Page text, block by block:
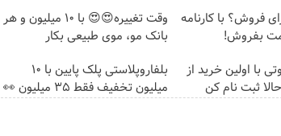
فروش؟ با کارنامه
بفروش!
وقت تغییره😍😍 با 10 میلیون و هر
بانک مو، موی طبیعی بکار
200 سوتی با اولین خرید از
ثبت نام کن
بلفاروپلاستی پلک پایین با ۱۰
میلیون تخفیف فقط 3۵ میلیون 👀